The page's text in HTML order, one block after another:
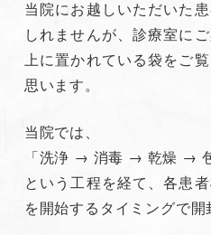
当院にお越しいただいた
しれませんが、診療室に
上に置かれている袋をご
思います。
当院では、
「洗浄 → 消毒 → 乾燥 →
という工程を経て、各患
を開始するタイミングで開